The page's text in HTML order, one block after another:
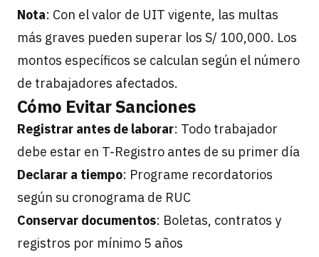
Nota: Con el valor de UIT vigente, las multas
más graves pueden superar los S/ 100,000. Los
montos específicos se calculan según el número
de trabajadores afectados.
Cómo Evitar Sanciones
Registrar antes de laborar: Todo trabajador
debe estar en T-Registro antes de su primer día
Declarar a tiempo: Programe recordatorios
según su cronograma de RUC
Conservar documentos: Boletas, contratos y
registros por mínimo 5 años